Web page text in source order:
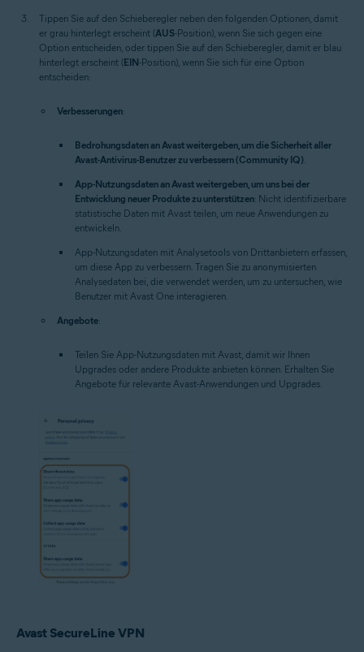
Tippen Sie auf den Schieberegler neben den folgenden Optionen, damit
er grau hinterlegt erscheint (AUS-Position), wenn Sie sich gegen eine
Option entscheiden, oder tippen Sie auf den Schieberegler, damit er blau
hinterlegt erscheint (EIN-Position), wenn Sie sich für eine Option
entscheiden:
Verbesserungen:
Bedrohungsdaten an Avast weitergeben, um die Sicherheit aller
Avast-Antivirus-Benutzer zu verbessern (Community IQ)
App-Nutzungsdaten an Avast weitergeben, um uns bei der
Entwicklung neuer Produkte zu unterstützen: Nicht identifizierbare
statistische Daten mit Avast teilen, um neue Anwendungen zu
entwickeln.
App-Nutzungsdaten mit Analysetools von Drittanbietern erfassen,
um diese App zu verbessern. Tragen Sie zu anonymisierten
Analysedaten bei, die verwendet werden, um zu untersuchen, wie
Benutzer mit Avast One interagieren.
Angebote:
Teilen Sie App-Nutzungsdaten mit Avast, damit wir Ihnen
Upgrades oder andere Produkte anbieten können. Erhalten Sie
Angebote für relevante Avast-Anwendungen und Upgrades.
Avast SecureLine VPN